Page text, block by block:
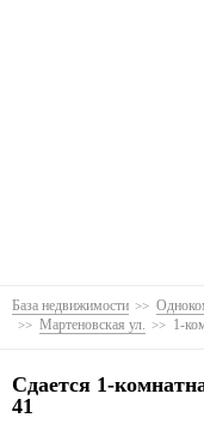
База недвижимости
Мартеновская ул.
1-
Сдается 1-
41